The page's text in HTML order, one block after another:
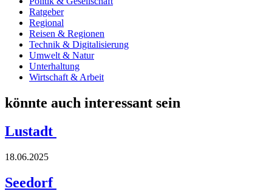
Ratgeber
Regional
Reisen & Regionen
Technik & Digitalisierung
Umwelt & Natur
Unterhaltung
Wirtschaft & Arbeit
könnte auch interessant sein
Lustadt
18.06.2025
Seedorf